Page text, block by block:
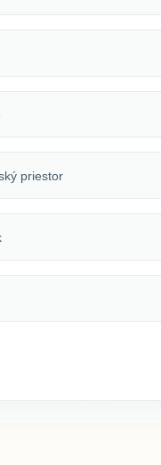
priestor